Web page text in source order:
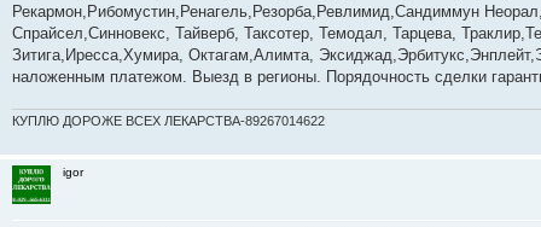
и
е
Рекармон,Рибомустин,Ренагель,Резорба,Ревлимид,Сандиммун
Спрайсел,Синновекс, Тайверб, Таксотер, Темодал, Тарцева,
Зитига,Иресса,Хумира, Октагам,Алимта,
наложенным платежом. Выезд в регионы. Порядочность сделки
КУПЛЮ ДОРОЖЕ ВСЕХ ЛЕКАРСТВА-89267014622
igor